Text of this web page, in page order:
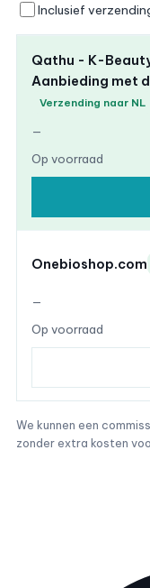
Inclusief
Qathu - K-
Aanbieding met
Verzending naar NL
—
Op voorraad
Onebioshop.com
—
Op voorraad
We kunnen een
zonder extra kosten